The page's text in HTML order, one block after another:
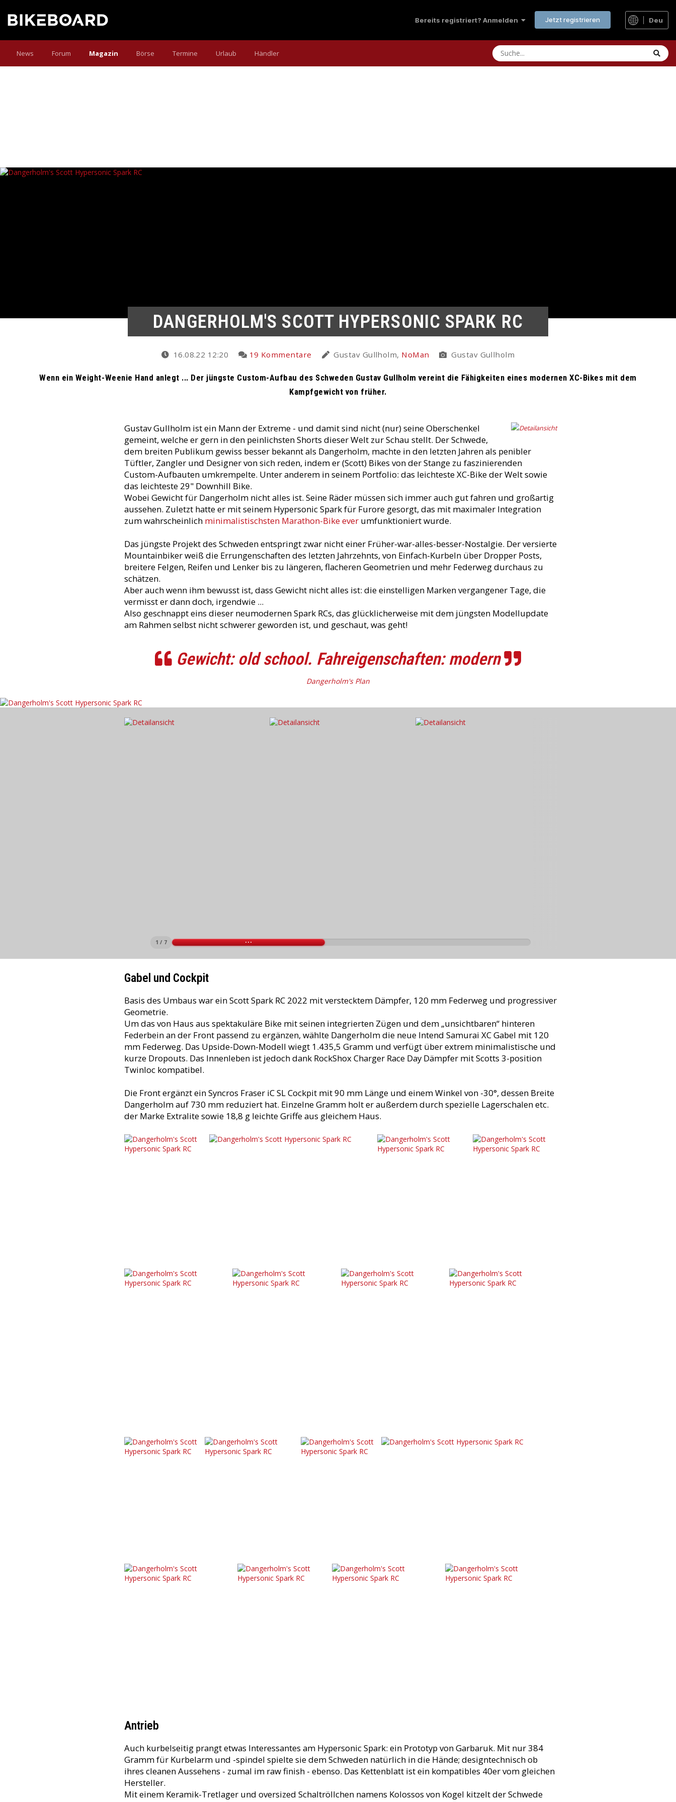
Bereits registriert? Anmelden Jetzt registrieren Deu
News Forum Magazin Börse Termine Urlaub Händler
DANGERHOLM'S SCOTT HYPERSONIC SPARK RC
16.08.22 12:20 19 Kommentare Gustav Gullholm, NoMan Gustav Gullholm
Wenn ein Weight-Weenie Hand anlegt ... Der jüngste Custom-Aufbau des Schweden Gustav Gullholm vereint die Fähigkeiten eines modernen XC-Bikes mit dem
Kampfgewicht von früher.
Gustav Gullholm ist ein Mann der Extreme - und damit sind nicht (nur) seine Oberschenkel
gemeint, welche er gern in den peinlichsten Shorts dieser Welt zur Schau stellt. Der Schwede,
dem breiten Publikum gewiss besser bekannt als Dangerholm, machte in den letzten Jahren als penibler
Tüftler, Zangler und Designer von sich reden, indem er (Scott) Bikes von der Stange zu faszinierenden
Custom-Aufbauten umkrempelte. Unter anderem in seinem Portfolio: das leichteste XC-Bike der Welt sowie
das leichteste 29" Downhill Bike.
Wobei Gewicht für Dangerholm nicht alles ist. Seine Räder müssen sich immer auch gut fahren und großartig
aussehen. Zuletzt hatte er mit seinem Hypersonic Spark für Furore gesorgt, das mit maximaler Integration
zum wahrscheinlich minimalistischsten Marathon-Bike ever umfunktioniert wurde.
Das jüngste Projekt des Schweden entspringt zwar nicht einer Früher-war-alles-besser-Nostalgie. Der versierte
Mountainbiker weiß die Errungenschaften des letzten Jahrzehnts, von Einfach-Kurbeln über Dropper Posts,
breitere Felgen, Reifen und Lenker bis zu längeren, flacheren Geometrien und mehr Federweg durchaus zu
schätzen.
Aber auch wenn ihm bewusst ist, dass Gewicht nicht alles ist: die einstelligen Marken vergangener Tage, die
vermisst er dann doch, irgendwie ...
Also geschnappt eins dieser neumodernen Spark RCs, das glücklicherweise mit dem jüngsten Modellupdate
am Rahmen selbst nicht schwerer geworden ist, und geschaut, was geht!
Gewicht: old school. Fahreigenschaften: modern
Dangerholm's Plan
1 / 7
Gabel und Cockpit
Basis des Umbaus war ein Scott Spark RC 2022 mit verstecktem Dämpfer, 120 mm Federweg und progressiver
Geometrie.
Um das von Haus aus spektakuläre Bike mit seinen integrierten Zügen und dem „unsichtbaren“ hinteren
Federbein an der Front passend zu ergänzen, wählte Dangerholm die neue Intend Samurai XC Gabel mit 120
mm Federweg. Das Upside-Down-Modell wiegt 1.435,5 Gramm und verfügt über extrem minimalistische und
kurze Dropouts. Das Innenleben ist jedoch dank RockShox Charger Race Day Dämpfer mit Scotts 3-position
Twinloc kompatibel.
Die Front ergänzt ein Syncros Fraser iC SL Cockpit mit 90 mm Länge und einem Winkel von -30°, dessen Breite
Dangerholm auf 730 mm reduziert hat. Einzelne Gramm holt er außerdem durch spezielle Lagerschalen etc.
der Marke Extralite sowie 18,8 g leichte Griffe aus gleichem Haus.
Antrieb
Auch kurbelseitig prangt etwas Interessantes am Hypersonic Spark: ein Prototyp von Garbaruk. Mit nur 384
Gramm für Kurbelarm und -spindel spielte sie dem Schweden natürlich in die Hände; designtechnisch ob
ihres cleanen Aussehens - zumal im raw finish - ebenso. Das Kettenblatt ist ein kompatibles 40er vom gleichen
Hersteller.
Mit einem Keramik-Tretlager und oversized Schaltröllchen namens Kolossos von Kogel kitzelt der Schwede